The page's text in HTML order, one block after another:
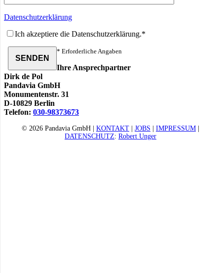
Datenschutzerklärung
Ich akzeptiere die Datenschutzerklärung.*
* Erforderliche Angaben
Ihre Ansprechpartner
Dirk de Pol
Pandavia GmbH
Monumentenstr. 31
D-10829 Berlin
Telefon: 030-98373673
© 2026 Pandavia GmbH | KONTAKT | JOBS | IMPRESSUM |
DATENSCHUTZ: Robert Unger